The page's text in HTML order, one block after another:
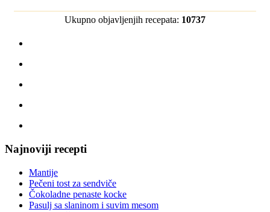
Ukupno objavljenjih recepata: 10737
Najnoviji recepti
Mantije
Pečeni tost za sendviče
Čokoladne penaste kocke
Pasulj sa slaninom i suvim mesom